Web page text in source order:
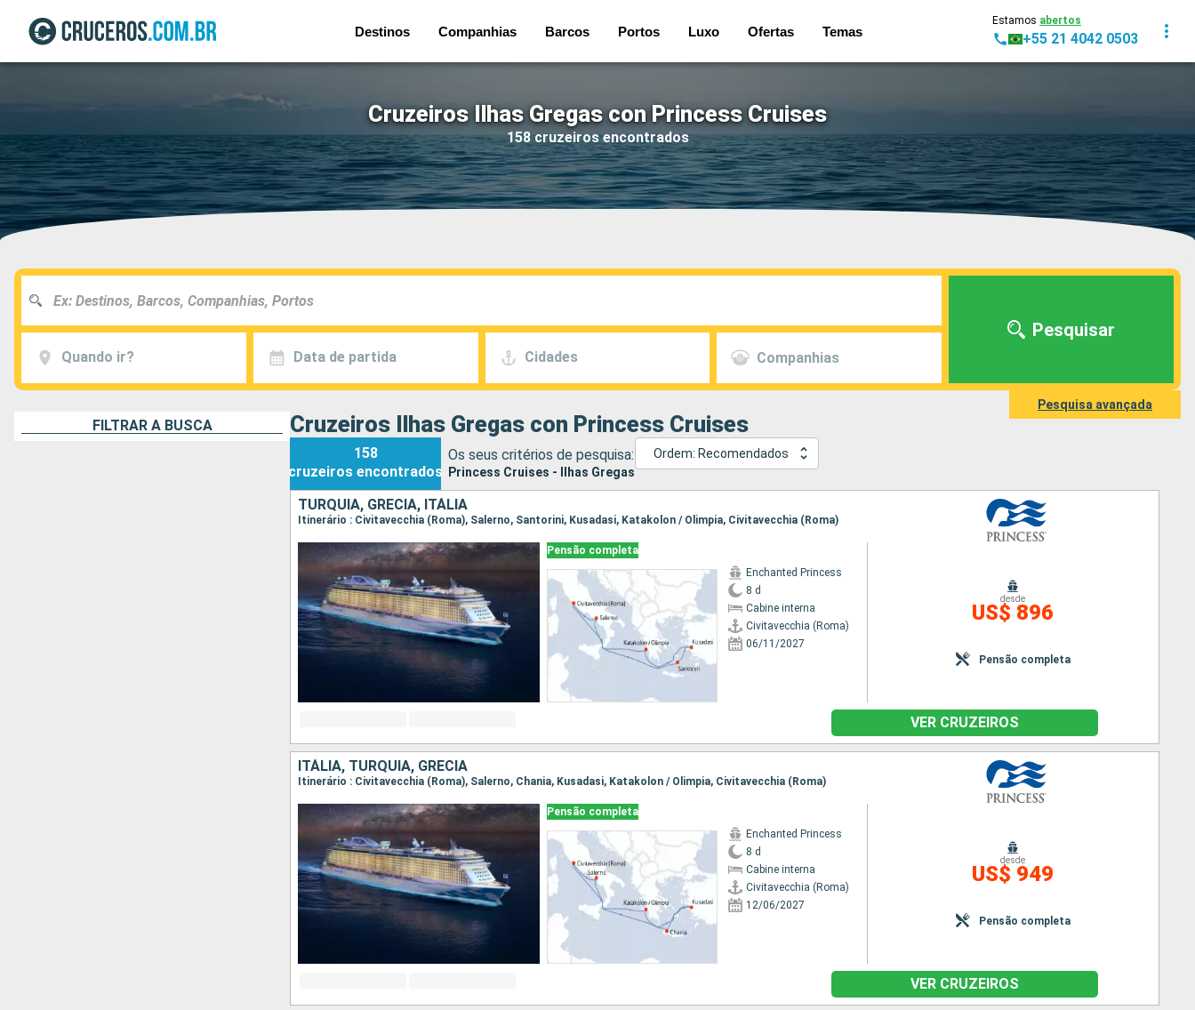
Destinos Companhias Barcos Portos Luxo Ofertas Temas
Estamos abertos
+55 21 4042 0503
Cruzeiros Ilhas Gregas con Princess Cruises
158 cruzeiros encontrados
Quando ir? Data de partida Cidades Companhias
Pesquisar
Pesquisa avançada
FILTRAR A BUSCA Cruzeiros Ilhas Gregas con Princess Cruises
158
cruzeiros encontrados
Os seus critérios de pesquisa:
Princess Cruises - Ilhas Gregas
Ordem: Recomendados
TURQUIA, GRÉCIA, ITÁLIA
Itinerário : Civitavecchia (Roma), Salerno, Santorini, Kusadasi, Katakolon / Olimpia, Civitavecchia (Roma)
Pensão completa
Enchanted Princess
8 d
Cabine interna
Civitavecchia (Roma)
06/11/2027
desde
US$ 896
Pensão completa
VER CRUZEIROS
ITÁLIA, TURQUIA, GRÉCIA
Itinerário : Civitavecchia (Roma), Salerno, Chania, Kusadasi, Katakolon / Olimpia, Civitavecchia (Roma)
Pensão completa
Enchanted Princess
8 d
Cabine interna
Civitavecchia (Roma)
12/06/2027
desde
US$ 949
Pensão completa
VER CRUZEIROS